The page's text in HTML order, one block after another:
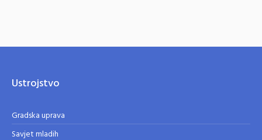
Ustrojstvo
Gradska uprava
Savjet mladih